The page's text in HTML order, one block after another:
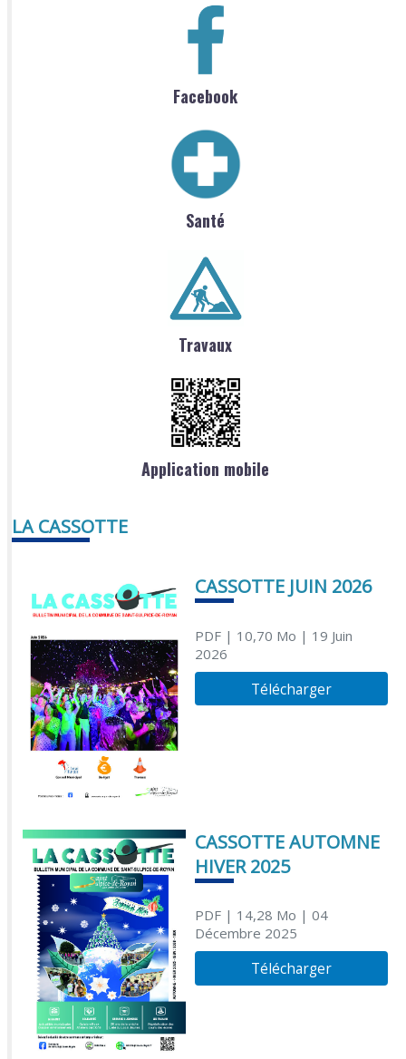
Facebook
Santé
Travaux
Application mobile
LA CASSOTTE
CASSOTTE JUIN 2026
PDF| 10,70 Mo | 19 Juin
2026
Télécharger
CASSOTTE AUTOMNE
HIVER 2025
PDF| 14,28 Mo | 04
Décembre 2025
Télécharger